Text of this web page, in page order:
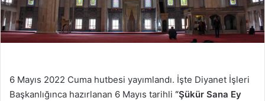
6 Mayıs 2022 Cuma hutbesi yayımlandı. İşte Diyanet İşleri
Başkanlığınca hazırlanan 6 Mayıs tarihli “Şükür Sana Ey